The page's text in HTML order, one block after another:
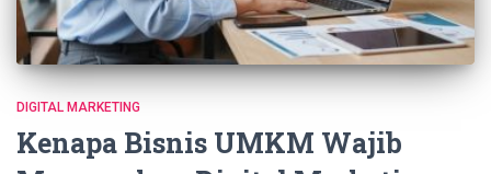
DIGITAL MARKETING
Kenapa Bisnis UMKM Wajib